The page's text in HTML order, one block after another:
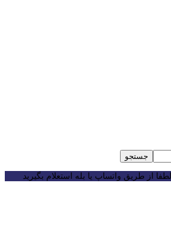
جستجو
از طریق واتساپ یا بله استعلام بگیرید